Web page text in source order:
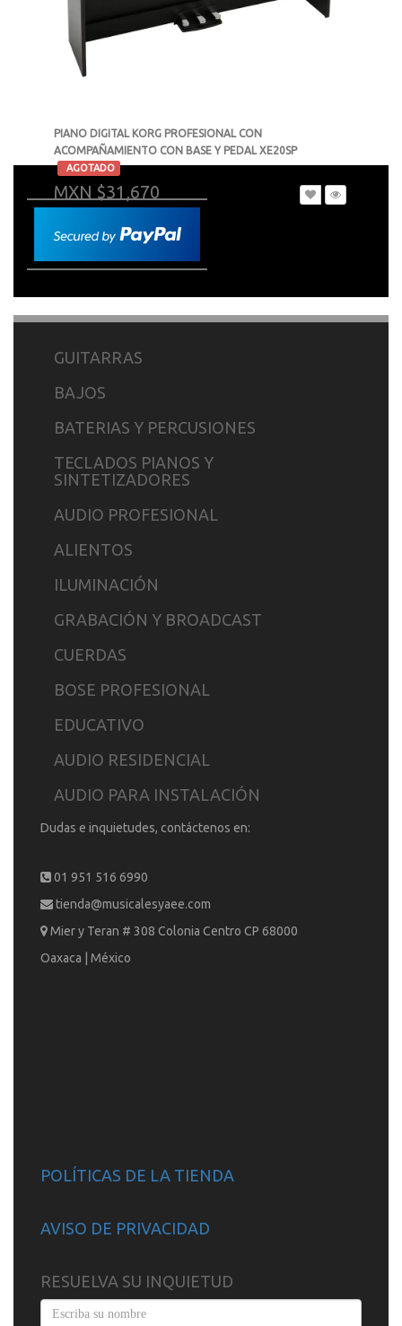
PIANO DIGITAL KORG PROFESIONAL CON
ACOMPAÑAMIENTO CON BASE Y PEDAL XE20SP
-
AGOTADO
MXN $31,670
GUITARRAS
BAJOS
BATERIAS Y PERCUSIONES
TECLADOS PIANOS Y
SINTETIZADORES
AUDIO PROFESIONAL
ALIENTOS
ILUMINACIÓN
GRABACIÓN Y BROADCAST
CUERDAS
BOSE PROFESIONAL
EDUCATIVO
AUDIO RESIDENCIAL
AUDIO PARA INSTALACIÓN
Dudas e inquietudes, contáctenos en:
01 951 516 6990
tienda@musicalesyaee.com
Mier y Teran # 308 Colonia Centro CP 68000
Oaxaca | México
POLÍTICAS DE LA TIENDA
AVISO DE PRIVACIDAD
RESUELVA SU INQUIETUD